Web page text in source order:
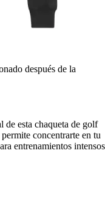
después de la
de esta chaqueta de golf
concentrarte en tu
entrenamientos intensos